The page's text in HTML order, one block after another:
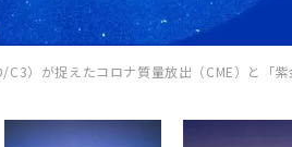
C3）が捉えたコロナ質量放出（CME）と「